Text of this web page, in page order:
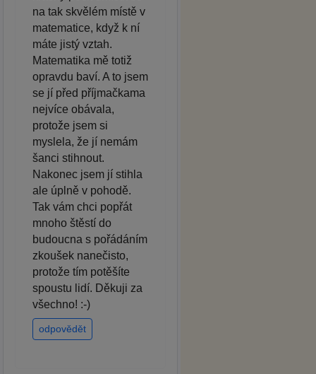
na tak skvělém místě v
matematice, když k ní
máte jistý vztah.
Matematika mě totiž
opravdu baví. A to jsem
se jí před příjmačkama
nejvíce obávala,
protože jsem si
myslela, že jí nemám
šanci stihnout.
Nakonec jsem jí stihla
ale úplně v pohodě.
Tak vám chci popřát
mnoho štěstí do
budoucna s pořádáním
zkoušek nanečisto,
protože tím potěšíte
spoustu lidí. Děkuji za
všechno! :-)
odpovědět